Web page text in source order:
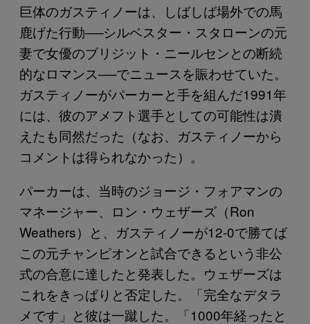
巨体のガスティノーは、しばしば場外での馬
鹿げた行動──シルベスター・スタローンの元
妻で女優のブリジット・ニールセンとの断続
的なロマンス──でニュースを賑わせていた。
ガスティノーがパーカーと手を組んだ1991年
には、彼のアメフト選手としての可能性は潰
えたも同然だった（なお、ガスティノーから
コメントは得られなかった）。
パーカーは、当時のジョージ・フォアマンの
マネージャー、ロン・ウェザーズ（Ron
Weathers）と、ガスティノーが12-0で勝てば
この元チャンピオンと試合できるという非公
式の合意に達したと発表した。ウェザーズは
これをきっぱりと否定した。「完全なデタラ
メです」と彼は一蹴した。「1000年経ったと